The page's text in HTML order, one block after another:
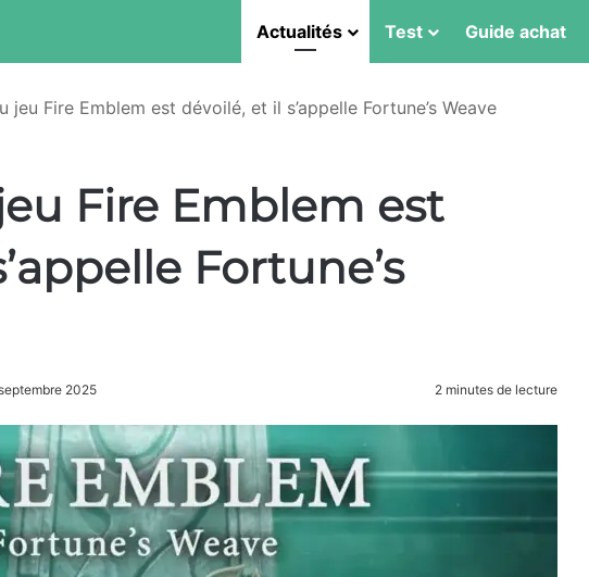
Actualités Test Guide achat
jeu Fire Emblem est dévoilé, et il s’appelle Fortune’s Weave
Fire Emblem est
Fortune’s
2025 2 minutes de lecture